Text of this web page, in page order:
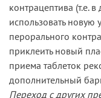
контрацептива (т.е.
использовать новую
перорального
приклеить новый
приема таблеток
дополнительный
Переход с других